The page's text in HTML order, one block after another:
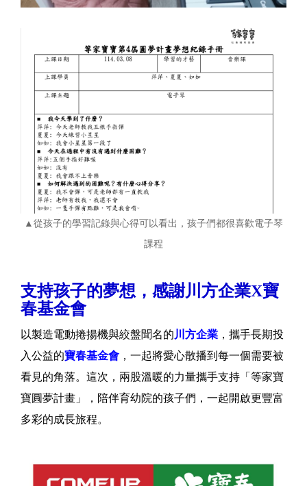
▲從孩子的學習記錄與心得可以看出，孩子們都很喜歡電子琴
課程
支持孩子的夢想，感謝川方企業X寶
春基金會
以製造電動捲揚機與絞盤聞名的 川方企業 ，攜手長期投
入公益的寶春基金會 ，一起將愛心散播到每一個需要被
看見的角落。這次，兩股溫暖的力量攜手支持「等家寶
寶圓夢計畫」，陪伴育幼院的孩子們，一起開啟更豐富
多彩的成長旅程。